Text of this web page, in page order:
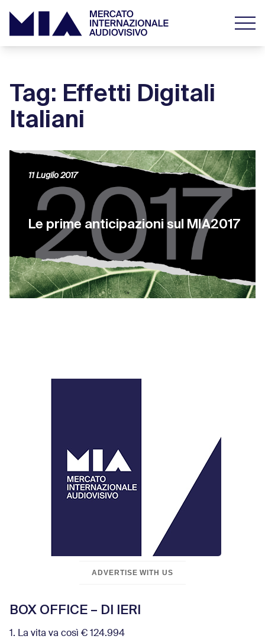
Tag: Effetti Digitali
Italiani
Le prime anticipazioni sul MIA2017
11 Luglio 2017
ADVERTISE WITH US
BOX OFFICE – DI IERI
1. La vita va così € 124.994